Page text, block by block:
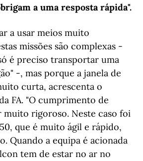
a uma resposta rápida".
a usar meios muito
missões são complexas -
é preciso transportar uma
-, mas porque a janela de
curta, acrescenta o
FA. "O cumprimento de
muito rigoroso. Neste caso foi
que é muito ágil e rápido,
Quando a equipa é acionada
tem de estar no ar no